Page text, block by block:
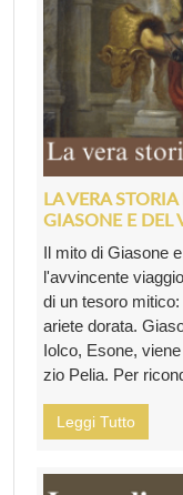
LA VERA
GIASONE E DEL
Il mito di Giasone
l'avvincente
di un tesoro
ariete dorata.
Iolco, Esone,
zio Pelia. Per
Leggi Tutto